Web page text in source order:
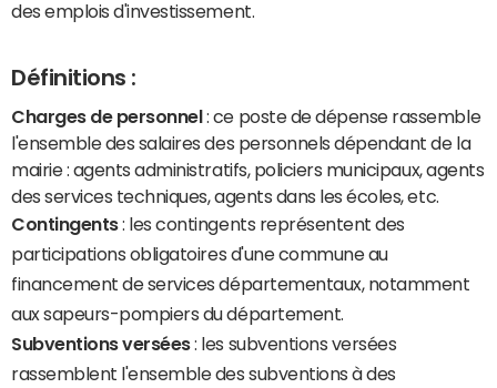
des emplois d'investissement.
Définitions :
Charges de personnel : ce poste de dépense rassemble
l'ensemble des salaires des personnels dépendant de la
mairie : agents administratifs, policiers municipaux, agents
des services techniques, agents dans les écoles, etc.
Contingents: les contingents représentent des
participations obligatoires d'une commune au
financement de services départementaux, notamment
aux sapeurs-pompiers du département.
Subventions versées: les subventions versées
rassemblent l'ensemble des subventions à des